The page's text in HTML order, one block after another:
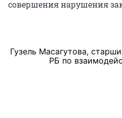
совершения нарушения
Гузель Масагутова,
РБ по